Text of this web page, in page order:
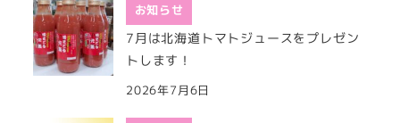
お知らせ
7月は北海道トマトジュースをプレゼン
トします！
2026年7月6日